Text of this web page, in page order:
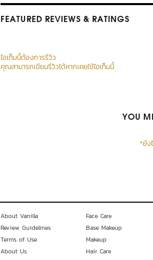
FEATURED REVIEWS & RATINGS
ไอเท็มนี้ต้องการรีวิว
คุณสามารถเขียนรีวิวได้หากเคยใช้ไอเท็มนี้
YOU
*ยัง
About Vanilla
Review Guidelines
Terms of Use
About Us
Face Care
Base Makeup
Makeup
Hair Care